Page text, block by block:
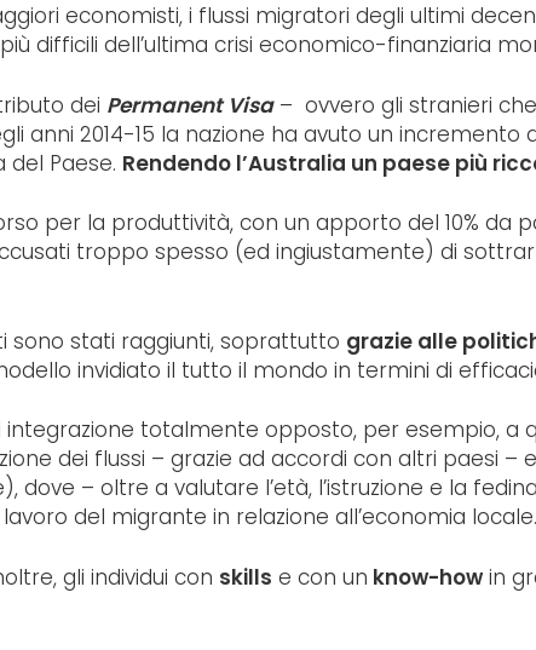
economisti, i flussi migratori degli ultimi
difficili dell’ultima crisi economico-finanziaria
dei Permanent Visa– ovvero gli stranieri
anni 2014-15 la nazione ha avuto un incremento
del Paese. Rendendo l’Australia un paese più
per la produttività, con un apporto del 10% da
troppo spesso (ed ingiustamente) di
sono stati raggiunti, soprattutto grazie alle
invidiato il tutto il mondo in termini di
integrazione totalmente opposto, per esempio, a
dei flussi – grazie ad accordi con altri paesi –
dove – oltre a valutare l’età, l’istruzione e la
del migrante in relazione all’economia locale.
gli individui con skills e con un know-how in